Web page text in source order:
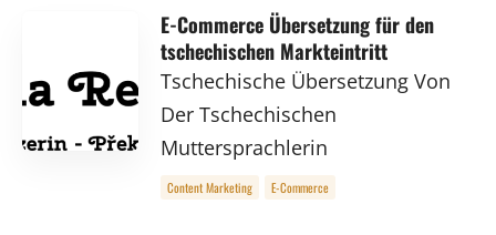
E-Commerce Übersetzung für den
tschechischen Markteintritt
Tschechische Übersetzung Von
Der Tschechischen
Muttersprachlerin
Content Marketing E-Commerce